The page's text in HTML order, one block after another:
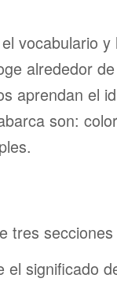
vocabulario
alrededor
aprendan el
son:
tres
el significado